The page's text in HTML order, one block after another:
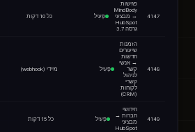
4147
פגישות
MindBody
→ מבצעי
HubSpot
גרסה 3.7
פָּעִיל כל 10 דקות
4148
הזמנות
שיעורים
חדשות
→ אנשי
קשר
לניהול
קשרי
לקוחות
(CRM)
פָּעִיל מיידי (webhook)
4149
חידושי
חברות →
מבצעי
HubSpot
פָּעִיל כל 15 דקות